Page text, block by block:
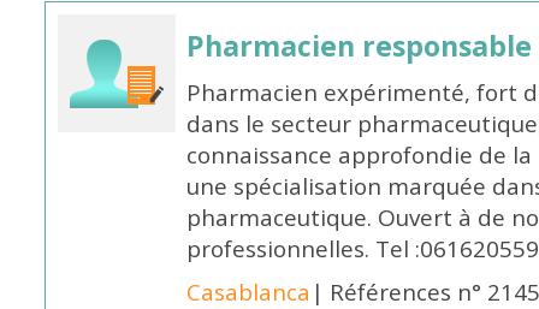
Pharmacien responsable
Pharmacien expérimenté, fort
dans le secteur
connaissance approfondie de
une spécialisation marquée
pharmaceutique. Ouvert à de
professionnelles. Tel
Casablanca | Références n°